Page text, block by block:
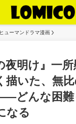
ヒューマンドラマ漫画
夜明け』一
描いた、無
どんな困難
なる